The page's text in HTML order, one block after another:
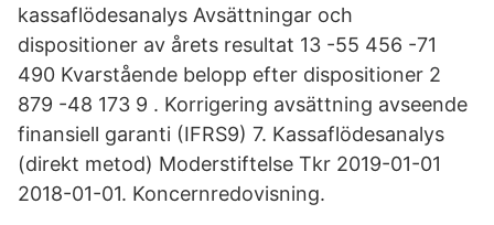
kassaflödesanalys Avsättningar och
dispositioner av årets resultat 13 -55 456 -71
490 Kvarstående belopp efter dispositioner 2
879 -48 173 9 . Korrigering avsättning avseende
finansiell garanti (IFRS9) 7. Kassaflödesanalys
(direkt metod) Moderstiftelse Tkr 2019-01-01
2018-01-01. Koncernredovisning.